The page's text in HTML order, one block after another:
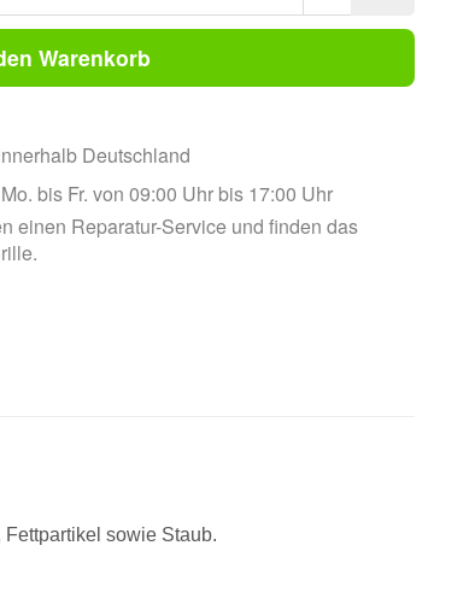
Warenkorb
Deutschland
bis Fr. von 09:00 Uhr bis 17:00 Uhr
einen Reparatur-Service und finden das
sowie Staub.